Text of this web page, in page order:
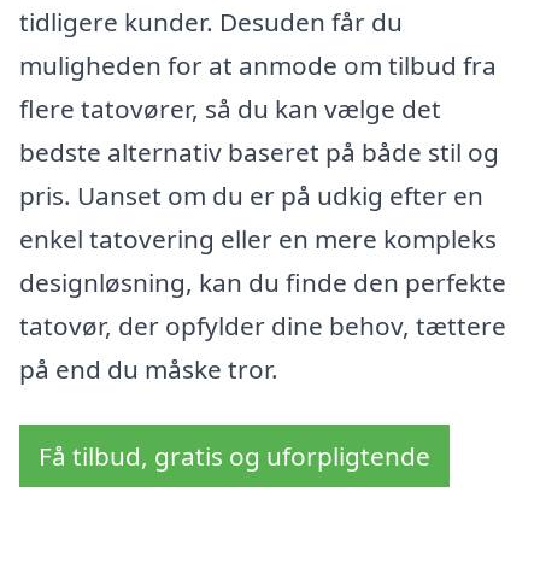
tidligere kunder. Desuden får du
muligheden for at anmode om tilbud fra
flere tatovører, så du kan vælge det
bedste alternativ baseret på både stil og
pris. Uanset om du er på udkig efter en
enkel tatovering eller en mere kompleks
designløsning, kan du finde den perfekte
tatovør, der opfylder dine behov, tættere
på end du måske tror.
Få tilbud, gratis og uforpligtende